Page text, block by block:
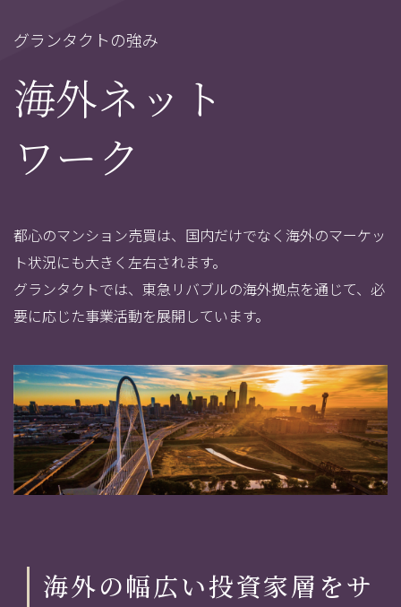
グランタクトの強み
海外ネット
ワーク
都心のマンション売買は、国内だけでなく海外のマーケッ
ト状況にも大きく左右されます。
グランタクトでは、東急リバブルの海外拠点を通じて、必
要に応じた事業活動を展開しています。
海外の幅広い投資家層をサ